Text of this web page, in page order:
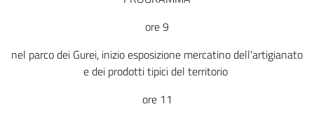
ore 9
nel parco dei Gurei, inizio esposizione mercatino dell'artigianato
e dei prodotti tipici del territorio
ore 11